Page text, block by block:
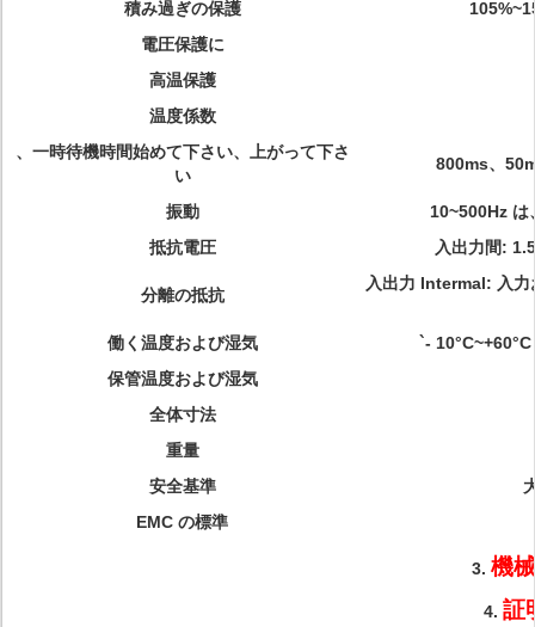
積み過ぎの保護
電圧保護に
高温保護
温度係数
、一時待機時間始めて下さい、上がって下さ
い
800ms、
振動
10~500Hz
抵抗電圧
入出力間:
分離の抵抗
入出力 Intermal: 入
働く温度および湿気
`-
保管温度および湿気
全体寸法
重量
安全基準
EMC の標準
3. 機
4. 証